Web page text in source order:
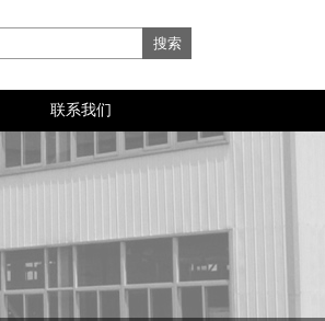
联系我们